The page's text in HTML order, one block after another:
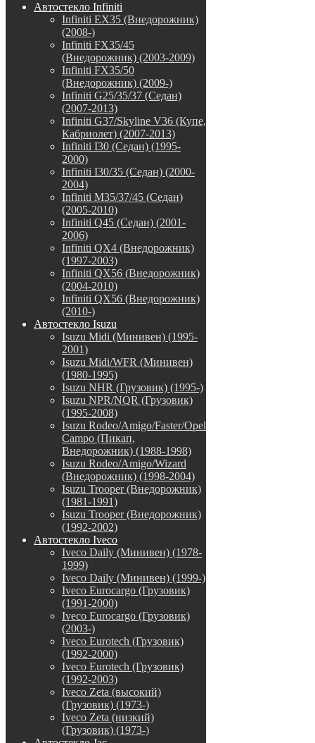
Автостекло Infiniti
Infiniti EX35 (Внедорожник)
(2008-)
Infiniti FX35/45
(Внедорожник) (2003-2009)
Infiniti FX35/50
(Внедорожник) (2009-)
Infiniti G25/35/37 (Седан)
(2007-2013)
Infiniti G37/Skyline V36 (Купе,
Кабриолет) (2007-2013)
Infiniti I30 (Седан) (1995-
2000)
Infiniti I30/35 (Седан) (2000-
2004)
Infiniti M35/37/45 (Седан)
(2005-2010)
Infiniti Q45 (Седан) (2001-
2006)
Infiniti QX4 (Внедорожник)
(1997-2003)
Infiniti QX56 (Внедорожник)
(2004-2010)
Infiniti QX56 (Внедорожник)
(2010-)
Автостекло Isuzu
Isuzu Midi (Минивен) (1995-
2001)
Isuzu Midi/WFR (Минивен)
(1980-1995)
Isuzu NHR (Грузовик) (1995-)
Isuzu NPR/NQR (Грузовик)
(1995-2008)
Isuzu Rodeo/Amigo/Faster/Opel
Campo (Пикап,
Внедорожник) (1988-1998)
Isuzu Rodeo/Amigo/Wizard
(Внедорожник) (1998-2004)
Isuzu Trooper (Внедорожник)
(1981-1991)
Isuzu Trooper (Внедорожник)
(1992-2002)
Автостекло Iveco
Iveco Daily (Минивен) (1978-
1999)
Iveco Daily (Минивен) (1999-)
Iveco Eurocargo (Грузовик)
(1991-2000)
Iveco Eurocargo (Грузовик)
(2003-)
Iveco Eurotech (Грузовик)
(1992-2000)
Iveco Eurotech (Грузовик)
(1992-2003)
Iveco Zeta (высокий)
(Грузовик) (1973-)
Iveco Zeta (низкий)
(Грузовик) (1973-)